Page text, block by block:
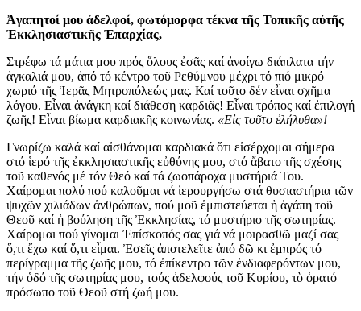
Ἀγαπητοί μου ἀδελφοί, φωτόμορφα τέκνα τῆς Τοπικῆς αὐτῆς
Ἐκκλησιαστικῆς Ἐπαρχίας,
Στρέφω τά μάτια μου πρός ὅλους ἐσᾶς καί ἀνοίγω διάπλατα τήν
ἀγκαλιά μου, ἀπό τό κέντρο τοῦ Ρεθύμνου μέχρι τό πιό μικρό
χωριό τῆς Ἱερᾶς Μητροπόλεώς μας. Καί τοῦτο δέν εἶναι σχῆμα
λόγου. Εἶναι ἀνάγκη καί διάθεση καρδιᾶς! Εἶναι τρόπος καί ἐπιλογή
ζωῆς! Εἶναι βίωμα καρδιακῆς κοινωνίας. «Εἰς τοῦτο ἐλήλυθα»!
Γνωρίζω καλά καί αἰσθάνομαι καρδιακά ὅτι εἰσέρχομαι σήμερα
στό ἱερό τῆς ἐκκλησιαστικῆς εὐθύνης μου, στό ἄβατο τῆς σχέσης
τοῦ καθενός μέ τόν Θεό καί τά ζωοπάροχα μυστήριά Του.
Χαίρομαι πολύ πού καλοῦμαι νά ἱερουργήσω στά θυσιαστήρια τῶν
ψυχῶν χιλιάδων ἀνθρώπων, πού μοῦ ἐμπιστεύεται ἡ ἀγάπη τοῦ
Θεοῦ καί ἡ βούληση τῆς Ἐκκλησίας, τό μυστήριο τῆς σωτηρίας.
Χαίρομαι πού γίνομαι Ἐπίσκοπός σας γιά νά μοιρασθῶ μαζί σας
ὅ,τι ἔχω καί ὅ,τι εἶμαι. Ἐσεῖς ἀποτελεῖτε ἀπό δῶ κι ἐμπρός τό
περίγραμμα τῆς ζωῆς μου, τό ἐπίκεντρο τῶν ἐνδιαφερόντων μου,
τήν ὁδό τῆς σωτηρίας μου, τούς ἀδελφούς τοῦ Κυρίου, τὸ ὁρατό
πρόσωπο τοῦ Θεοῦ στή ζωή μου.